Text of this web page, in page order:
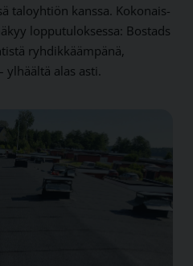
talo­yhtiön kanssa. Kokonais­
loppu­tuloksessa: Bostads
ryhdikkäämpänä,
ylhäältä alas asti.